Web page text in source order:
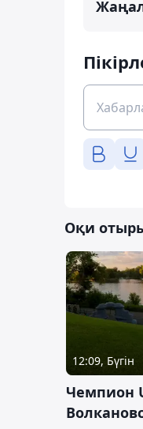
Оқи
12:09, Бүгін
Чемпион